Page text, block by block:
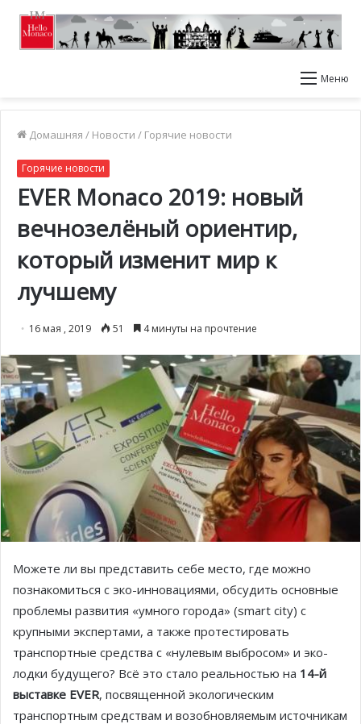
Меню
Домашняя / Новости / Горячие новости
Горячие новости
EVER Monaco 2019: новый
вечнозелёный ориентир,
который изменит мир к
лучшему
16 мая , 2019 51 4 минуты на прочтение
Можете ли вы представить себе место, где можно
познакомиться с эко-инновациями, обсудить основные
проблемы развития «умного города» (smart city) с
крупными экспертами, а также протестировать
транспортные средства с «нулевым выбросом» и эко-
лодки будущего? Всё это стало реальностью на 14-й
выставке EVER, посвященной экологическим
транспортным средствам и возобновляемым источникам